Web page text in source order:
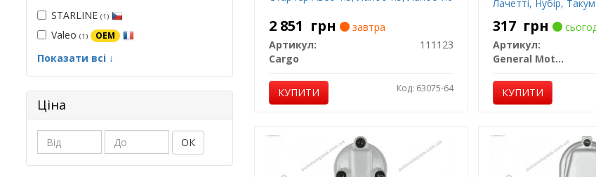
STARLINE (1)
Valeo (1) OEM
Показати всі ↓
Ціна
ОК
2 851 грн
завтра
Артикул:
111123
Cargo
КУПИТИ Код: 63075-64
Лачетті, Нубір,
317 грн
Артикул:
General Motors
КУПИТИ